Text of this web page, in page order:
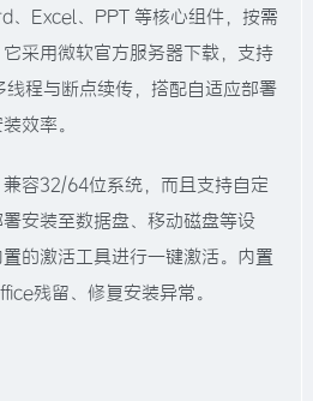
、Excel、PPT 等核心组件，按需
采用微软官方服务器下载，支持
程与断点续传，搭配自适应部署
效率。
容32/64位系统，而且支持自定
安装至数据盘、移动磁盘等设
的激活工具进行一键激活。内置
残留、修复安装异常。